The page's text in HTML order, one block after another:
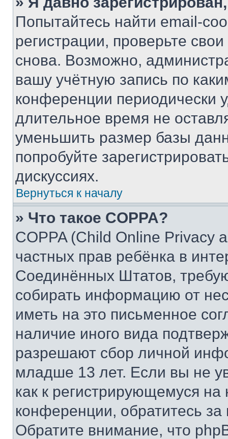
Попытайтесь найти email-
регистрации, проверьте
снова. Возможно,
вашу учётную запись по
конференции периодически
длительное время не
уменьшить размер базы
попробуйте
дискуссиях.
Вернуться к началу
» Что такое COPPA?
COPPA (Child Online Privacy
частных прав ребёнка в
Соединённых Штатов,
собирать информацию от
иметь на это письменное
наличие иного вида
разрешают сбор личной
младше 13 лет. Если вы не
как к регистрирующемуся
конференции, обратитесь
Обратите внимание, что